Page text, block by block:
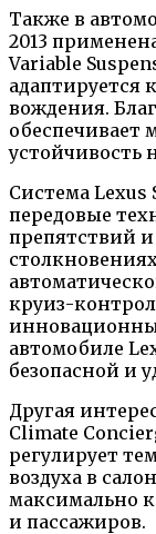
Также в
2013
Variable
адаптируется
вождения.
устойчивость
Система Lexus
передовые
препятствий
круиз-
автомобиле
безопасной и
Другая
Climate
регулирует
воздуха в
максимально
и пассажиров.